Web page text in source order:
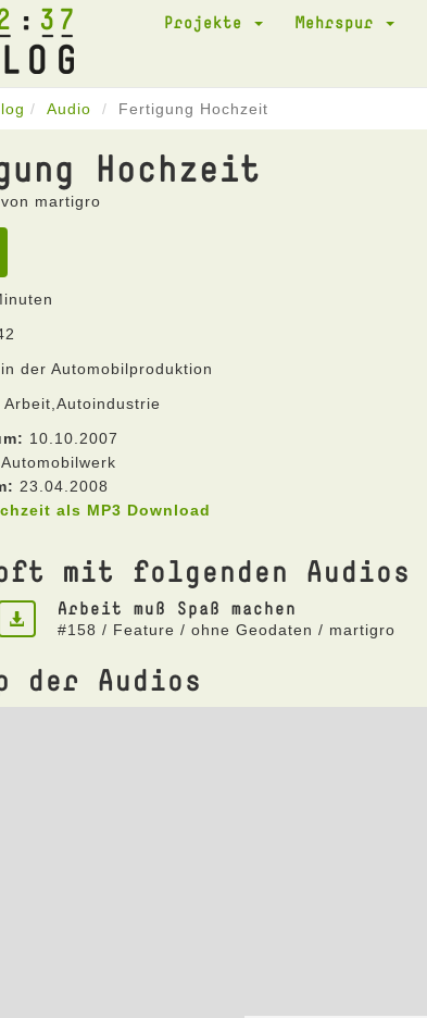
37 Projekte Mehrspur
Audio Fertigung Hochzeit
Hochzeit
martigro
der Automobilproduktion
Arbeit,Autoindustrie
10.10.2007
Automobilwerk
23.04.2008
als MP3 Download
mit folgenden Audios
Arbeit muß Spaß machen
#158 / Feature / ohne Geodaten / martigro
der Audios